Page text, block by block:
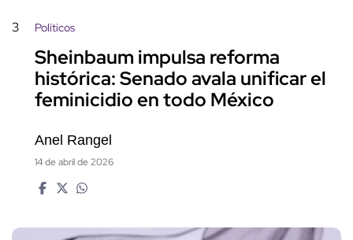
3 Políticos
Sheinbaum impulsa reforma
histórica: Senado avala unificar el
feminicidio en todo México
Anel Rangel
14 de abril de 2026